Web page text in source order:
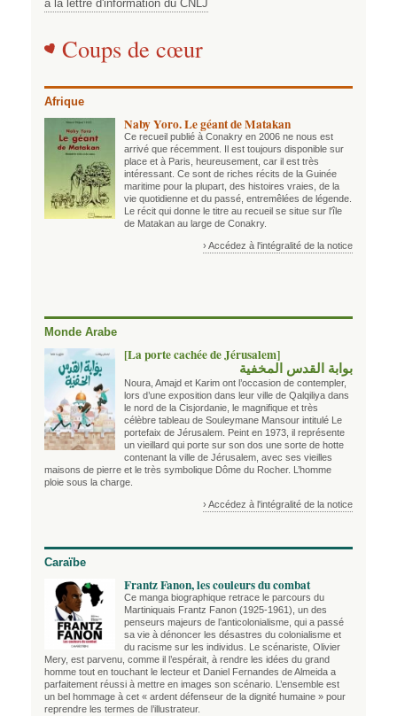
à la lettre d'information du CNLJ
Coups de cœur
Afrique
Naby Yoro. Le géant de Matakan
Ce recueil publié à Conakry en 2006 ne nous est
arrivé que récemment. Il est toujours disponible sur
place et à Paris, heureusement, car il est très
intéressant. Ce sont de riches récits de la Guinée
maritime pour la plupart, des histoires vraies, de la
vie quotidienne et du passé, entremêlées de légende.
Le récit qui donne le titre au recueil se situe sur l'île
de Matakan au large de Conakry.
› Accédez à l'intégralité de la notice
Monde Arabe
[La porte cachée de Jérusalem]
بوابة القدس المخفية
Noura, Amajd et Karim ont l’occasion de contempler,
lors d’une exposition dans leur ville de Qalqiliya dans
le nord de la Cisjordanie, le magnifique et très
célèbre tableau de Souleymane Mansour intitulé Le
portefaix de Jérusalem. Peint en 1973, il représente
un vieillard qui porte sur son dos une sorte de hotte
contenant la ville de Jérusalem, avec ses vieilles
maisons de pierre et le très symbolique Dôme du Rocher. L’homme
ploie sous la charge.
› Accédez à l'intégralité de la notice
Caraïbe
Frantz Fanon, les couleurs du combat
Ce manga biographique retrace le parcours du
Martiniquais Frantz Fanon (1925-1961), un des
penseurs majeurs de l’anticolonialisme, qui a passé
sa vie à dénoncer les désastres du colonialisme et
du racisme sur les individus. Le scénariste, Olivier
Mery, est parvenu, comme il l’espérait, à rendre les idées du grand
homme tout en touchant le lecteur et Daniel Fernandes de Almeida a
parfaitement réussi à mettre en images son scénario. L’ensemble est
un bel hommage à cet « ardent défenseur de la dignité humaine » pour
reprendre les termes de l’illustrateur.